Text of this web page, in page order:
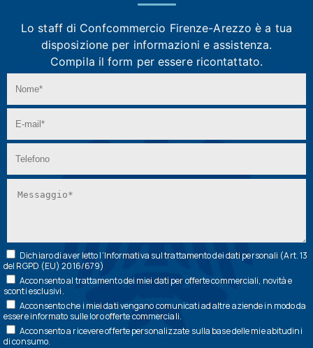
Lo staff di Confcommercio Firenze-Arezzoè a tua
disposizione per informazioni e assistenza.
Compila il form per essere ricontattato.
Dichiaro di aver letto l’Informativa sul trattamento dei dati personali (Art. 13
del RGPD (EU) 2016/679)
Acconsento al trattamento dei miei dati per offerte commerciali, novità e
sconti esclusivi.
Acconsento che i miei dati vengano comunicati ad altre aziende in modo da
essere informato sulle loro offerte commerciali.
Acconsento a ricevere offerte personalizzate sulla base delle mie abitudini
di consumo.